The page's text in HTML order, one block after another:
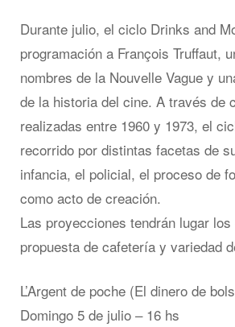
Durante julio, el ciclo Drinks and
programación a François Truffaut,
nombres de la Nouvelle Vague y
de la historia del cine. A través de
realizadas entre 1960 y 1973, el
recorrido por distintas facetas de
infancia, el policial, el proceso de
como acto de creación.
Las proyecciones tendrán lugar
propuesta de cafetería y variedad
L’Argent de poche (El dinero de
Domingo 5 de julio – 16 hs